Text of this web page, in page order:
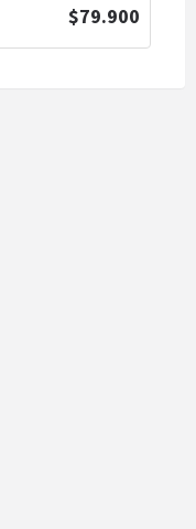
$79.900